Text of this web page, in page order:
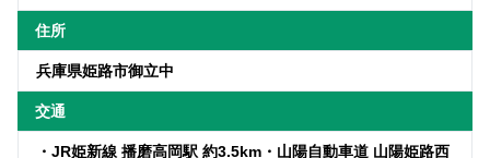
住所
兵庫県姫路市御立中
交通
・JR姫新線 播磨高岡駅 約3.5km・山陽自動車道 山陽姫路西